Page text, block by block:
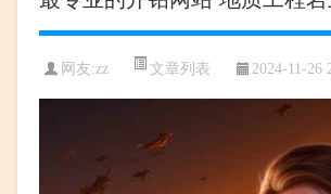
网友:zz 文章列表 2024-11-26